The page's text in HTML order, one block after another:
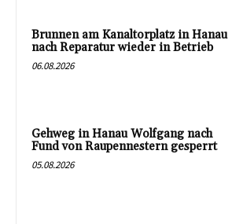
Brunnen am Kanaltorplatz in Hanau
nach Reparatur wieder in Betrieb
06.08.2026
Gehweg in Hanau Wolfgang nach
Fund von Raupennestern gesperrt
05.08.2026